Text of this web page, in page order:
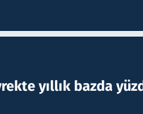
yıllık bazda